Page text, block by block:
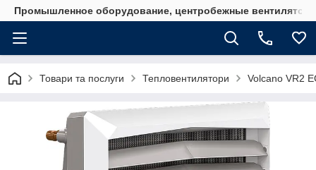
Промышленное оборудование, центробежные
Товари та послуги Тепловентилятори Volcano VR2